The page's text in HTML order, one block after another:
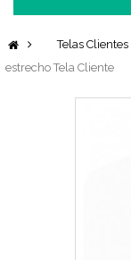
Telas Clientes
estrecho Tela Cliente